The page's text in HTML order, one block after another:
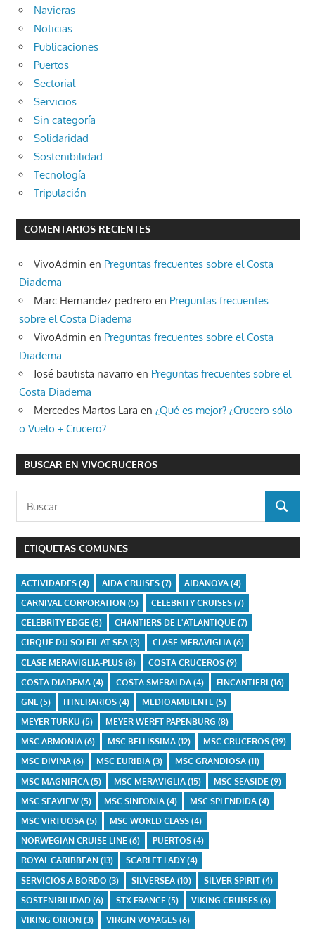
Navieras
Noticias
Publicaciones
Puertos
Sectorial
Servicios
Sin categoría
Solidaridad
Sostenibilidad
Tecnología
Tripulación
COMENTARIOS RECIENTES
VivoAdmin en Preguntas frecuentes sobre el Costa
Diadema
Marc Hernandez pedrero en Preguntas frecuentes
sobre el Costa Diadema
VivoAdmin en Preguntas frecuentes sobre el Costa
Diadema
José bautista navarro en Preguntas frecuentes sobre el
Costa Diadema
Mercedes Martos Lara en ¿Qué es mejor? ¿Crucero sólo
o Vuelo + Crucero?
BUSCAR EN VIVOCRUCEROS
BUSCAR
ETIQUETAS COMUNES
ACTIVIDADES(4) AIDA CRUISES(7) AIDANOVA(4)
CARNIVAL CORPORATION(5) CELEBRITY CRUISES(7)
CELEBRITY EDGE(5) CHANTIERS DE L'ATLANTIQUE(7)
CIRQUE DU SOLEIL AT SEA(3) CLASE MERAVIGLIA(6)
CLASE MERAVIGLIA-PLUS(8) COSTA CRUCEROS(9)
COSTA DIADEMA(4) COSTA SMERALDA(4) FINCANTIERI (16)
GNL (5) ITINERARIOS(4) MEDIOAMBIENTE (5)
MEYER TURKU (5) MEYER WERFT PAPENBURG (8)
MSC ARMONIA(6) MSC BELLISSIMA(12) MSC CRUCEROS(39)
MSC DIVINA(6) MSC EURIBIA(3) MSC GRANDIOSA(11)
MSC MAGNIFICA(5) MSC MERAVIGLIA(15) MSC SEASIDE (9)
MSC SEAVIEW(5) MSC SINFONIA(4) MSC SPLENDIDA(4)
MSC VIRTUOSA(5) MSC WORLD CLASS(4)
NORWEGIAN CRUISE LINE(6) PUERTOS(4)
ROYAL CARIBBEAN(13) SCARLET LADY(4)
SERVICIOS A BORDO (3) SILVERSEA(10) SILVER SPIRIT(4)
SOSTENIBILIDAD(6) STX FRANCE (5) VIKING CRUISES(6)
VIKING ORION(3) VIRGIN VOYAGES(6)